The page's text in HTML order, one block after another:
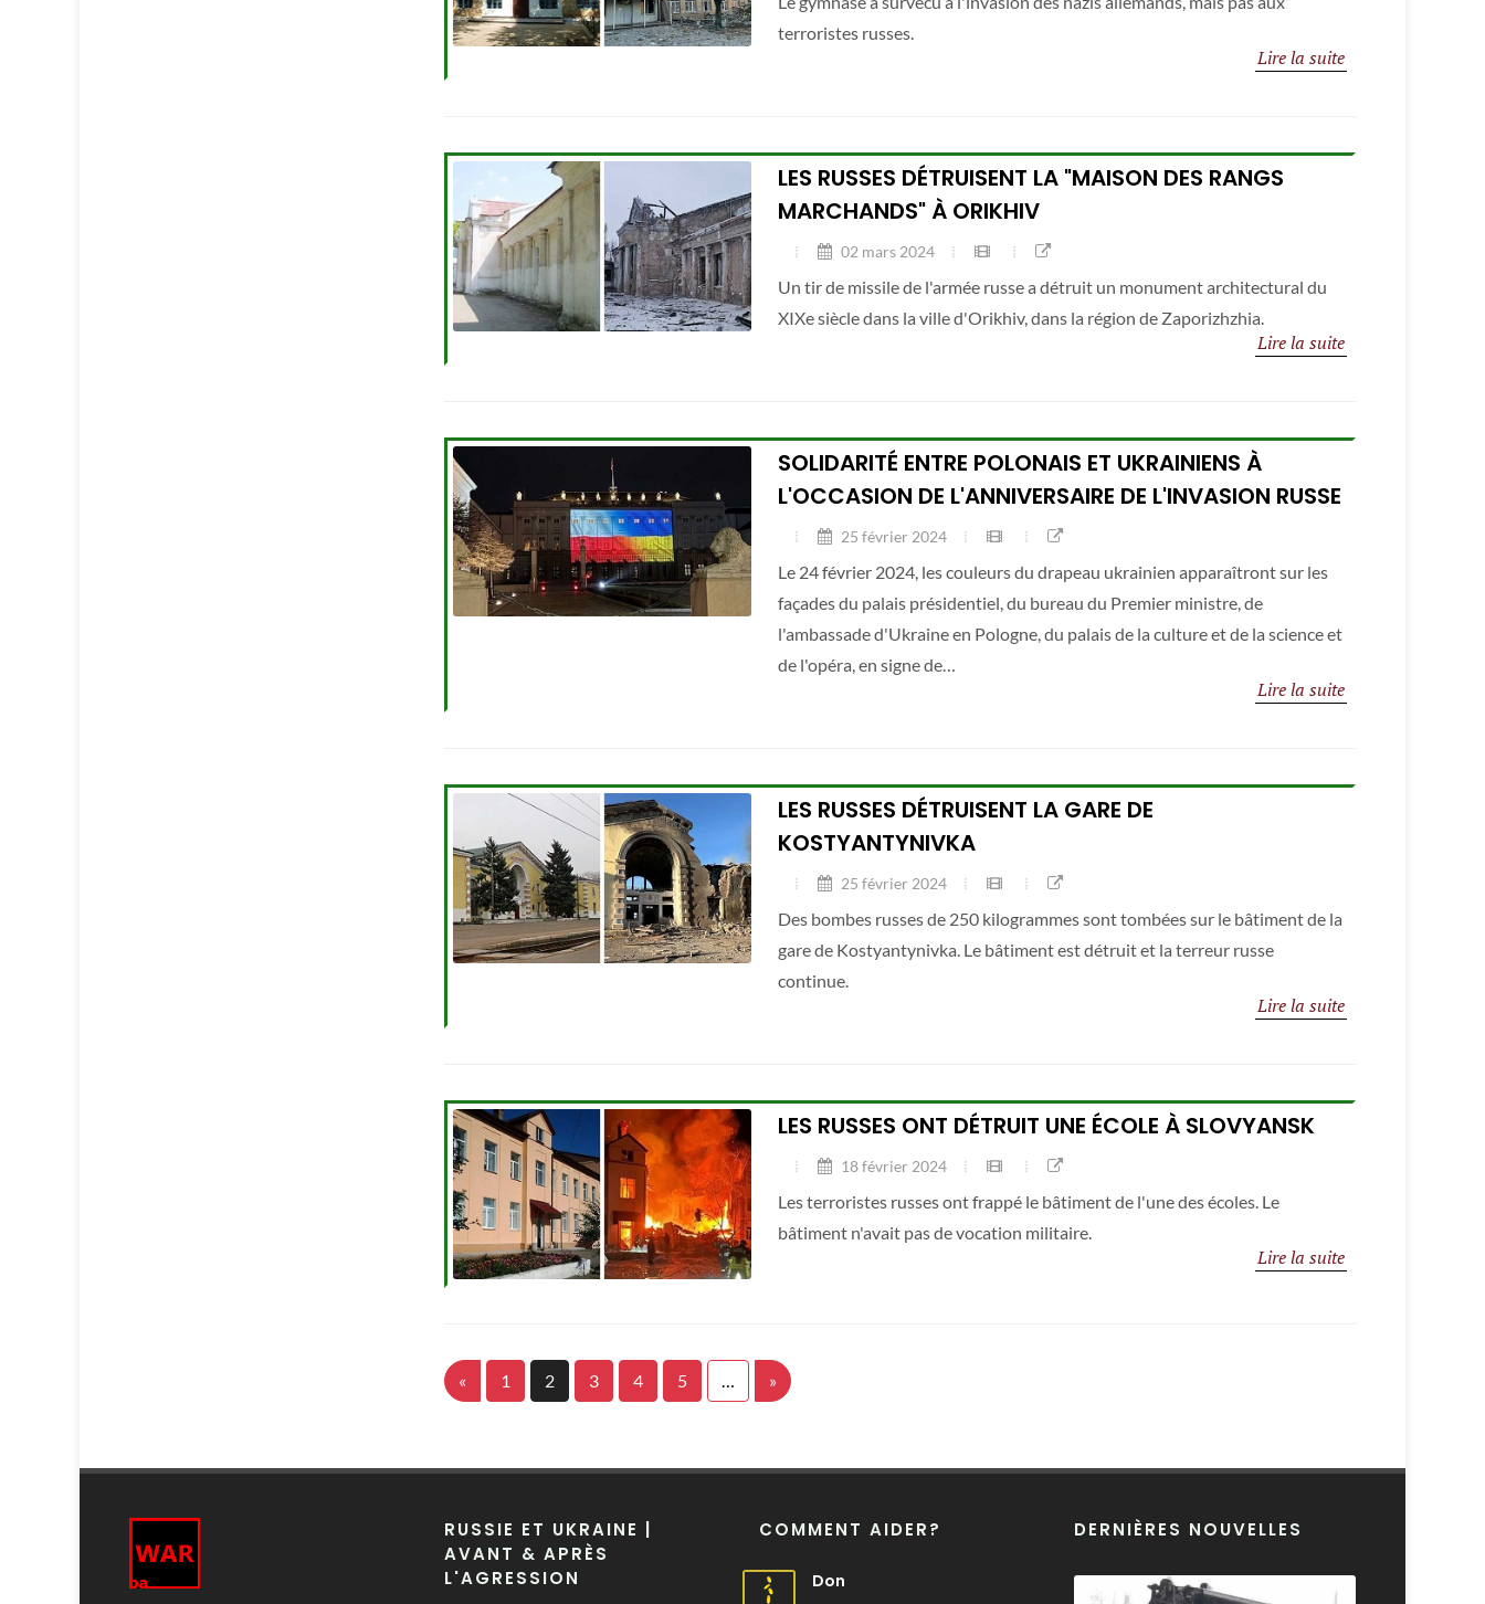
terroristes russes.
Lire la suite
LES RUSSES DÉTRUISENT LA "MAISON DES RANGS
MARCHANDS" À ORIKHIV
02 mars 2024
Un tir de missile de l'armée russe a détruit un monument architectural du
XIXe siècle dans la ville d'Orikhiv, dans la région de Zaporizhzhia.
Lire la suite
SOLIDARITÉ ENTRE POLONAIS ET UKRAINIENS À
L'OCCASION DE L'ANNIVERSAIRE DE L'INVASION RUSSE
25 février 2024
Le 24 février 2024, les couleurs du drapeau ukrainien apparaîtront sur les
façades du palais présidentiel, du bureau du Premier ministre, de
l'ambassade d'Ukraine en Pologne, du palais de la culture et de la science et
de l'opéra, en signe de…
Lire la suite
LES RUSSES DÉTRUISENT LA GARE DE
KOSTYANTYNIVKA
25 février 2024
Des bombes russes de 250 kilogrammes sont tombées sur le bâtiment de la
gare de Kostyantynivka. Le bâtiment est détruit et la terreur russe
continue.
Lire la suite
LES RUSSES ONT DÉTRUIT UNE ÉCOLE À SLOVYANSK
18 février 2024
Les terroristes russes ont frappé le bâtiment de l'une des écoles. Le
bâtiment n'avait pas de vocation militaire.
Lire la suite
« 1 2 3 4 5 … »
RUSSIE ET UKRAINE |
AVANT & APRÈS
L'AGRESSION
COMMENT AIDER?
Don
DERNIÈRES NOUVELLES